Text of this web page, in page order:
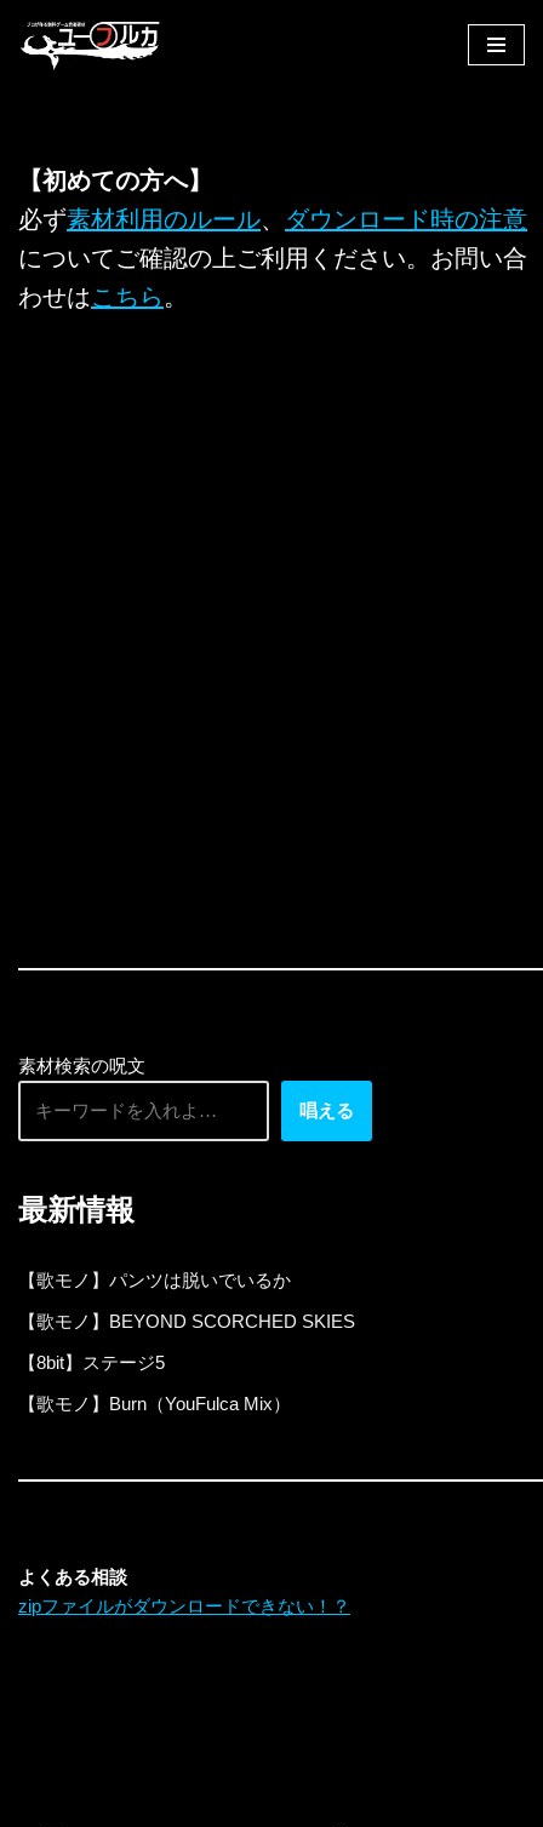
へ
キ
ッ
【初めての方へ】
必ず素材利用のルール、 ダウンロード時の注意
についてご確認の上ご利用ください。お問い合
わせはこちら 。
素材検索の呪文
唱える
最新情報
【歌モノ】パンツは脱いでいるか
【歌モノ】BEYOND SCORCHED SKIES
【8bit】ステージ5
【歌モノ】Burn（YouFulca Mix）
よくある相談
zipファイルがダウンロードできない！？